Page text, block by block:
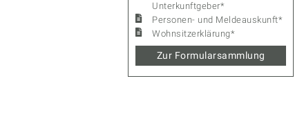
Unterkunftgeber*
Personen- und Meldeauskunft*
Wohnsitzerklärung*
Zur Formularsammlung